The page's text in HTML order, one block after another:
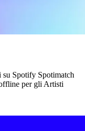
su Spotify Spotimatch
per gli Artisti